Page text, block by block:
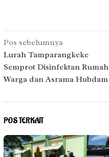
Navigasi
pos
Pos sebelumnya
Lurah Tamparangkeke
Semprot Disinfektan Rumah
Warga dan Asrama Hubdam
POS TERKAIT